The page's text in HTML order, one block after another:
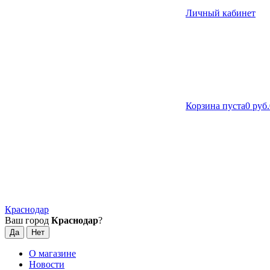
Личный кабинет
Корзина пуста0 руб.
Краснодар
Ваш город Краснодар?
О магазине
Новости